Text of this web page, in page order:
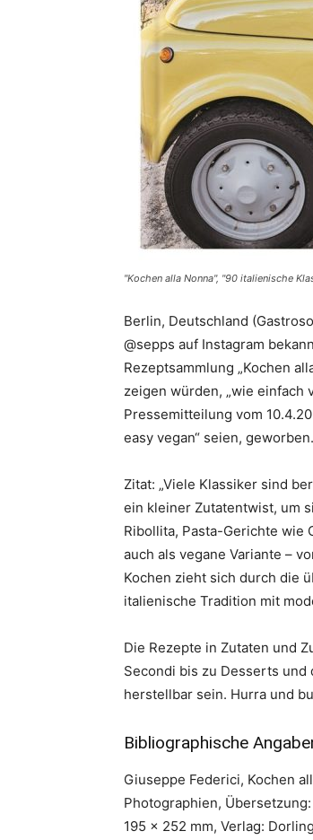
"Kochen alla Nonna", "90 italienische
Berlin, Deutschland
@sepps auf Instagram
Rezeptsammlung „Kochen
zeigen würden, „wie einfach
Pressemitteilung vom
easy vegan“ seien, geworben.
Zitat: „Viele Klassiker sind
ein kleiner Zutatentwist, um
Ribollita, Pasta-Gerichte wie
auch als vegane Variante –
Kochen zieht sich durch die
italienische Tradition mit
Die Rezepte in Zutaten und
Secondi bis zu Desserts
herstellbar sein. Hurra und
Bibliographische
Giuseppe Federici, Kochen
Photographien,
195 x 252 mm, Verlag: